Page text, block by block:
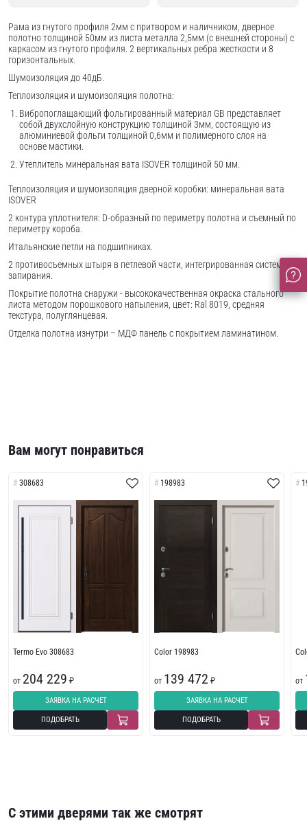
Рама из гнутого профиля 2мм с притвором и наличником, дверное
полотно толщиной 50мм из листа металла 2,5мм (с внешней стороны) c
каркасом из гнутого профиля. 2 вертикальных ребра жесткости и 8
горизонтальных.
Шумоизоляция до 40дБ.
Теплоизоляция и шумоизоляция полотна:
Вибропоглащающий фольгированный материал GB представляет
собой двухслойную конструкцию толщиной 3мм, состоящую из
алюминиевой фольги толщиной 0,6мм и полимерного слоя на
основе мастики.
Утеплитель минеральная вата ISOVER толщиной 50 мм.
Теплоизоляция и шумоизоляция дверной коробки: минеральная вата
ISOVER
2 контура уплотнителя: D-образный по периметру полотна и съемный по
периметру короба.
Итальянские петли на подшипниках.
2 противосъемных штыря в петлевой части, интегрированная система
запирания.
Покрытие полотна снаружи - высококачественная окраска стального
листа методом порошкового напыления, цвет: Ral 8019, средняя
текстура, полуглянцевая.
Отделка полотна изнутри – МДФ панель с покрытием ламинатином.
Вам могут понравиться
308683
Termo Evo 308683
от 204 229 ₽
ЗАЯВКА НА РАСЧЕТ
ПОДОБРАТЬ
198983
Color 198983
от 139 472 ₽
ЗАЯВКА НА РАСЧЕТ
ПОДОБРАТЬ
от
С этими дверями так же смотрят